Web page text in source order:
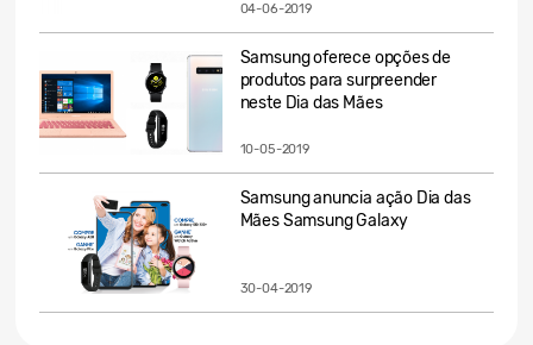
04-06-2019
Samsung oferece opções de
produtos para surpreender
neste Dia das Mães
10-05-2019
Samsung anuncia ação Dia das
Mães Samsung Galaxy
30-04-2019